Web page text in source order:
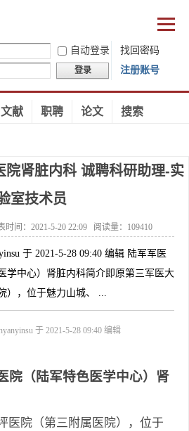
自动登录
找回密码
登录 注册账号
文献 职聘 论文 搜索
院肾脏内科 诚聘科研助理-实
室技术员
时间： 2021-5-20 22:09 阅读量： 109410
于 2021-5-28 09:40 编辑 陆军军医
学中心）肾脏内科简介即原第三军医大
），位于魅力山城、 ...
于 2021-5-28 09:40 编辑
院（陆军特色医学中心） 肾
医院（第三附属医院），位于